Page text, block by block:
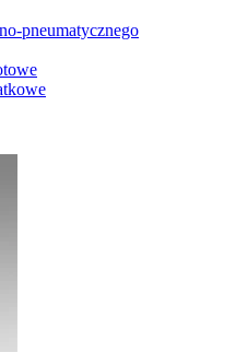
pneumatycznego